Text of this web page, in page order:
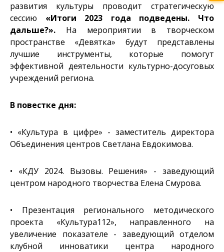
развития культуры проводит стратегическую
сессию «Итоги 2023 года подведены. Что
дальше?». На мероприятии в творческом
пространстве «Девятка» будут представлены
лучшие инструменты, которые помогут
эффективной деятельности культурно-досуговых
учреждений региона.
В повестке дня:
• «Культура в цифре» - заместитель директора
Объединения центров Светлана Евдокимова.
• «КДУ 2024. Вызовы. Решения» - заведующий
центром народного творчества Елена Смурова.
• Презентация регионального методического
проекта «Культура112», направленного на
увеличение показателе - заведующий отделом
клубной инноватики центра народного